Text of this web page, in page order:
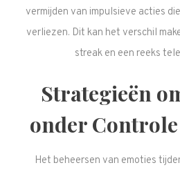
vermijden van impulsieve acties
verliezen. Dit kan het verschil
streak en een reeks
Strategieën
onder
Het beheersen van emoties